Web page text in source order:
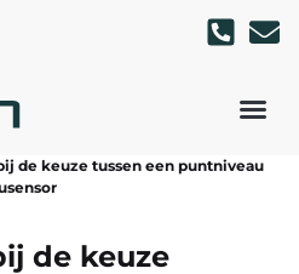
de keuze tussen een puntniveau
de keuze